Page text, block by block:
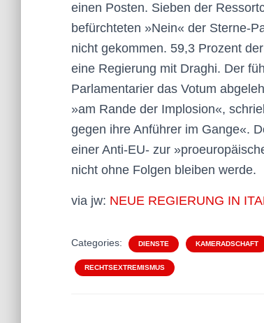
einen Posten. Sieben der
befürchteten »Nein« der Sterne-
nicht gekommen. 59,3 Prozent
eine Regierung mit Draghi. Der
Parlamentarier das Votum
»am Rande der Implosion«,
gegen ihre Anführer im Gange«.
einer Anti-EU- zur
nicht ohne Folgen bleiben werde.
via jw: NEUE REGIERUNG IN
Categories: DIENSTE KAMERADSCHAFT
RECHTSEXTREMISMUS